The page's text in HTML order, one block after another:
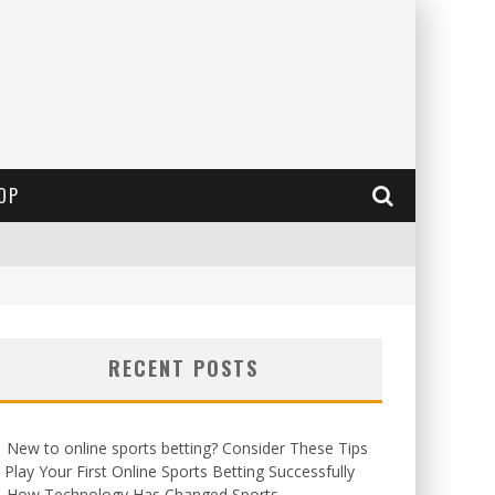
RECENT POSTS
New to online sports betting? Consider These Tips
Your First Online Sports Betting Successfully